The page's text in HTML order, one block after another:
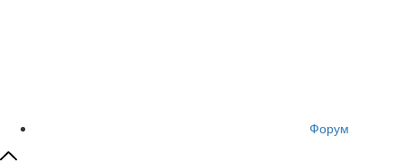
Форум